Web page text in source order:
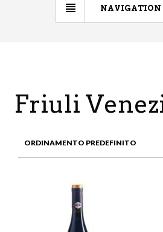
NAVIGATION
Friuli